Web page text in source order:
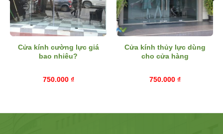
Cửa kính cường lực giá
bao nhiêu?
750.000 ₫
Cửa kính thủy lực dùng
cho cửa hàng
750.000 ₫